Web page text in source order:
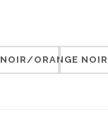
NOIR/ORANGE NOIR